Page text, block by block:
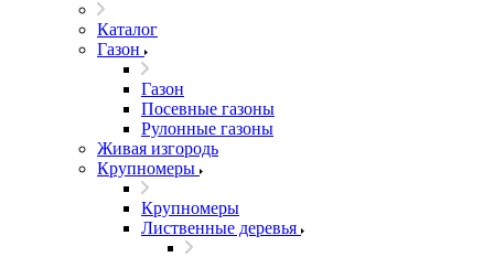
Каталог
Газон
Газон
Посевные газоны
Рулонные газоны
Живая изгородь
Крупномеры
Крупномеры
Лиственные деревья